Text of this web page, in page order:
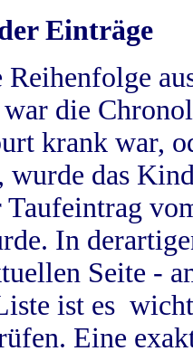
Einträge
die
krank war,
wurde das
Taufeintrag
In
Seite -
ist es
Eine